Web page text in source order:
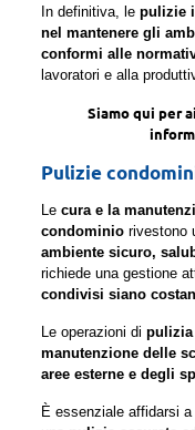
In definitiva, le pulizie
nel mantenere gli
conformi alle
lavoratori e alla
Siamo qui per
Pulizie
Le cura e la
condominiorivestono
ambiente sicuro,
richiede una gestione
condivisi siano
Le operazioni di
manutenzione delle
aree esterne e degli
È essenziale affidarsi a